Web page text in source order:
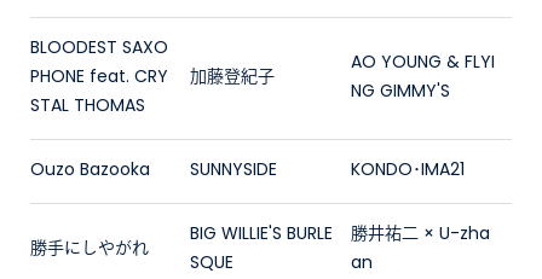
BLOODEST SAXO
PHONE feat. CRY
STAL THOMAS
加藤登紀子
AO YOUNG & FLYI
NG GIMMY'S
Ouzo Bazooka SUNNYSIDE KONDO･IMA21
勝手にしやがれ
BIG WILLIE'S BURLE
SQUE
勝井祐二 × U-zha
an